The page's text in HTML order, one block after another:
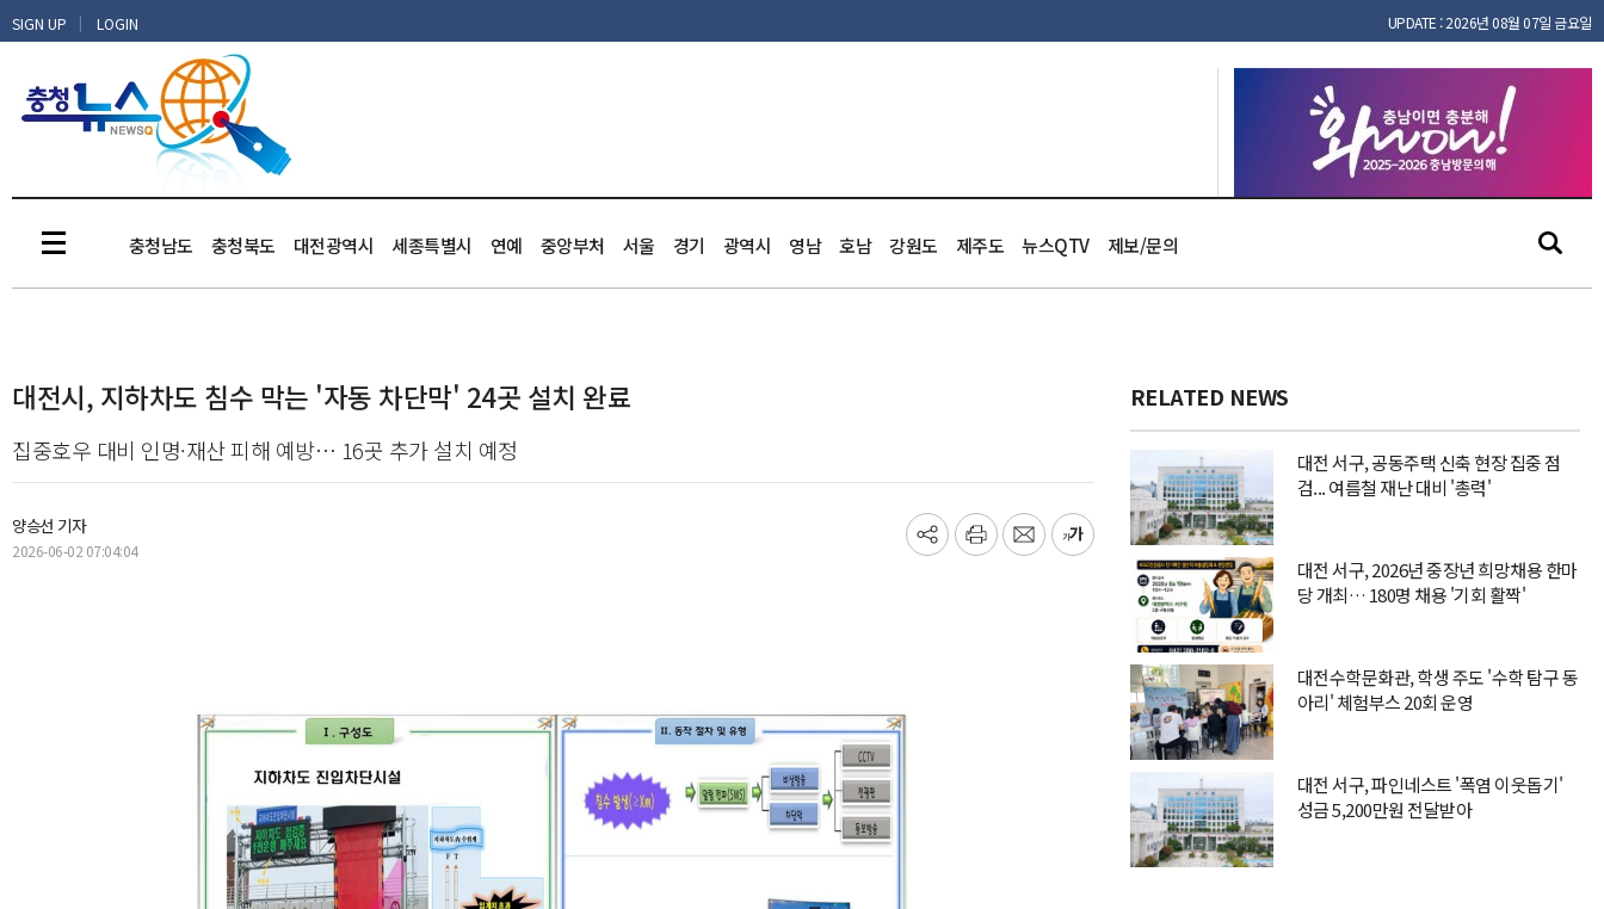
SIGN UP | LOGIN UPDATE : 2026년 08월 07일 금요일
충청남도 충청북도 대전광역시 세종특별시 연예 중앙부처 서울 경기 광역시 영남 호남 강원도 제주도 뉴스QTV 제보/문의
대전시, 지하차도 침수 막는 '자동 차단막' 24곳 설치 완료
집중호우 대비 인명·재산 피해 예방… 16곳 추가 설치 예정
양승선 기자
2026-06-02 07:04:04
기
프
메
글
RELATED NEWS
대전 서구, 공동주택 신축 현장 집중 점
검... 여름철 재난 대비 '총력'
대전 서구, 2026년 중장년 희망채용 한마
당 개최… 180명 채용 '기회 활짝'
대전수학문화관, 학생 주도 '수학 탐구 동
아리' 체험부스 20회 운영
대전 서구, 파인네스트 '폭염 이웃돕기'
성금 5,200만원 전달받아